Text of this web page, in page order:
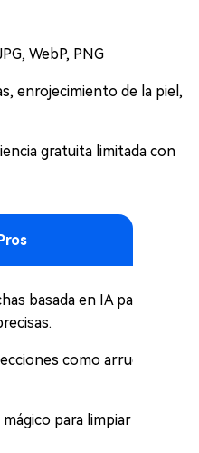
WebP, PNG
enrojecimiento de la piel,
gratuita limitada con
Pros
basada en IA para
como arrugas y
para limpiar el ruido